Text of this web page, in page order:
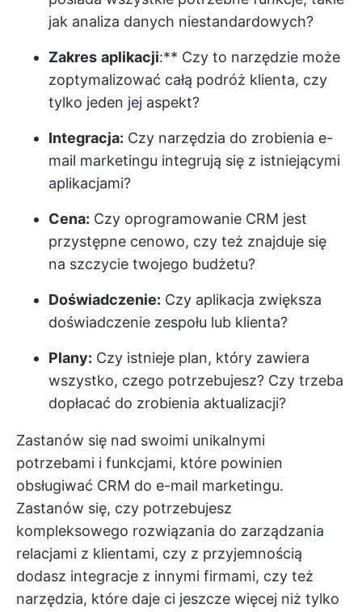
jak analiza danych niestandardowych?
Zakres aplikacji:** Czy to narzędzie może
zoptymalizować całą podróż klienta, czy
tylko jeden jej aspekt?
Integracja: Czy narzędzia do zrobienia e-
mail marketingu integrują się z istniejącymi
aplikacjami?
Cena: Czy oprogramowanie CRM jest
przystępne cenowo, czy też znajduje się
na szczycie twojego budżetu?
Doświadczenie: Czy aplikacja zwiększa
doświadczenie zespołu lub klienta?
Plany: Czy istnieje plan, który zawiera
wszystko, czego potrzebujesz? Czy trzeba
dopłacać do zrobienia aktualizacji?
Zastanów się nad swoimi unikalnymi
potrzebami i funkcjami, które powinien
obsługiwać CRM do e-mail marketingu.
Zastanów się, czy potrzebujesz
kompleksowego rozwiązania do zarządzania
relacjami z klientami, czy z przyjemnością
dodasz integracje z innymi firmami, czy też
narzędzia, które daje ci jeszcze więcej niż tylko